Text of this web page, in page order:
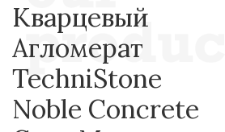
Кварцевый
Агломерат
TechniStone
Noble Concrete